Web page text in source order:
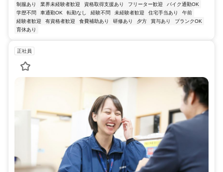
制服あり 業界未経験者歓迎 資格取得支援あり フリーター歓迎
バイク通勤OK
学歴不問
車通勤OK 転勤なし 経験不問 未経験者歓迎 住宅手当あり
午前
経験者歓迎
有資格者歓迎 食費補助あり 研修あり 夕方 賞与あり
ブランクOK
育休あり
正社員